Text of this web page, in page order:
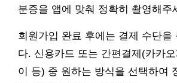
분증을 앱에 맞춰 정확히 촬영해주
회원가입 완료 후에는 결제 수단을
다. 신용카드 또는 간편결제(카카
이 등) 중 원하는 방식을 선택하여